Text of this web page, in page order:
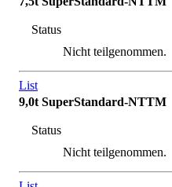
Status
Nicht teilgenommen.
List
9,0t SuperStandard-NTTM
Status
Nicht teilgenommen.